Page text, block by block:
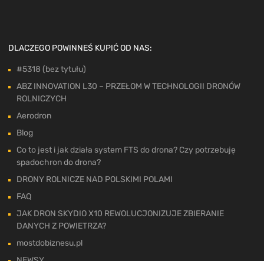
DLACZEGO POWINNEŚ KUPIĆ OD NAS:
#5318 (bez tytułu)
ABZ INNOVATION L30 – PRZEŁOM W TECHNOLOGII DRONÓW
ROLNICZYCH
Aerodron
Blog
Co to jest i jak działa system FTS do drona? Czy potrzebuję
spadochron do drona?
DRONY ROLNICZE NAD POLSKIMI POLAMI
FAQ
JAK DRON SKYDIO X10 REWOLUCJONIZUJE ZBIERANIE
DANYCH Z POWIETRZA?
mostdobiznesu.pl